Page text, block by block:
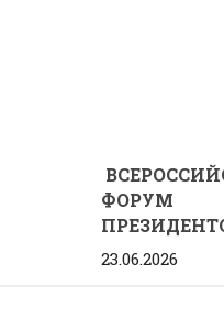
ФОРУМ
23.06.2026